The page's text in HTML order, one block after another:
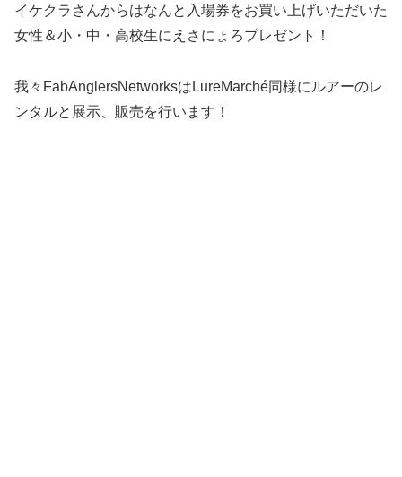
イケクラさんからはなんと入場券をお買い上げいただいた
女性＆小・中・高校生にえさにょろプレゼント！
我々FabAnglersNetworksはLureMarché同様にルアーのレ
ンタルと展示、販売を行います！